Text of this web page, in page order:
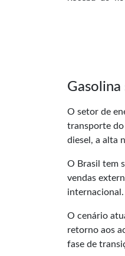
Gasolina
O setor de
transporte
diesel, a alta
O Brasil tem
vendas
internacional.
O cenário
retorno aos
fase de